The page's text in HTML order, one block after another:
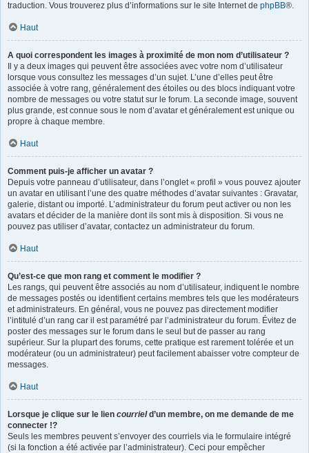
traduction. Vous trouverez plus d’informations sur le site Internet de phpBB®.
Haut
A quoi correspondent les images à proximité de mon nom d’utilisateur ?
Il y a deux images qui peuvent être associées avec votre nom d’utilisateur
lorsque vous consultez les messages d’un sujet. L’une d’elles peut être
associée à votre rang, généralement des étoiles ou des blocs indiquant votre
nombre de messages ou votre statut sur le forum. La seconde image, souvent
plus grande, est connue sous le nom d’avatar et généralement est unique ou
propre à chaque membre.
Haut
Comment puis-je afficher un avatar ?
Depuis votre panneau d’utilisateur, dans l’onglet « profil » vous pouvez ajouter
un avatar en utilisant l’une des quatre méthodes d’avatar suivantes : Gravatar,
galerie, distant ou importé. L’administrateur du forum peut activer ou non les
avatars et décider de la manière dont ils sont mis à disposition. Si vous ne
pouvez pas utiliser d’avatar, contactez un administrateur du forum.
Haut
Qu’est-ce que mon rang et comment le modifier ?
Les rangs, qui peuvent être associés au nom d’utilisateur, indiquent le nombre
de messages postés ou identifient certains membres tels que les modérateurs
et administrateurs. En général, vous ne pouvez pas directement modifier
l’intitulé d’un rang car il est paramétré par l’administrateur du forum. Évitez de
poster des messages sur le forum dans le seul but de passer au rang
supérieur. Sur la plupart des forums, cette pratique est rarement tolérée et un
modérateur (ou un administrateur) peut facilement abaisser votre compteur de
messages.
Haut
Lorsque je clique sur le lien courrield’un membre, on me demande de me
connecter !?
Seuls les membres peuvent s’envoyer des courriels via le formulaire intégré
(si la fonction a été activée par l’administrateur). Ceci pour empêcher